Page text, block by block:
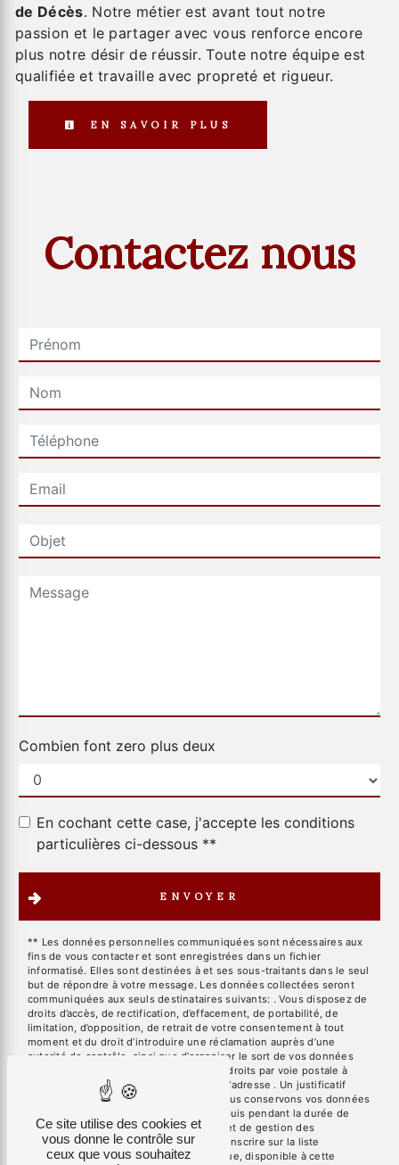
de Décès. Notre métier est avant tout notre
passion et le partager avec vous renforce encore
plus notre désir de réussir. Toute notre équipe est
qualifiée et travaille avec propreté et rigueur.
EN SAVOIR PLUS
Contactez nous
Combien font zero plus deux
En cochant cette case, j'accepte les conditions
particulières ci-dessous **
ENVOYER
** Les données personnelles communiquées sont nécessaires aux
fins de vous contacter et sont enregistrées dans un fichier
informatisé. Elles sont destinées à et ses sous-traitants dans le seul
but de répondre à votre message. Les données collectées seront
communiquées aux seuls destinataires suivants: . Vous disposez de
droits d’accès, de rectification, d’effacement, de portabilité, de
limitation, d’opposition, de retrait de votre consentement à tout
moment et du droit d’introduire une réclamation auprès d’une
autorité de contrôle, ainsi que d’organiser le sort de vos données
post-mortem. Vous pouvez exercer ces droits par voie postale à
l'adresse ou par courrier électronique à l'adresse . Un justificatif
d'identité pourra vous être demandé. Nous conservons vos données
pendant la période de prise de contact puis pendant la durée de
prescription légale aux fins probatoires et de gestion des
contentieux. Vous avez le droit de vous inscrire sur la liste
d'opposition au démarchage téléphonique, disponible à cette
Ce site utilise des cookies et
vous donne le contrôle sur
ceux que vous souhaitez